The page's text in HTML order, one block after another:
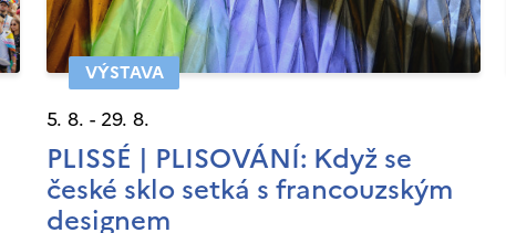
VÝSTAVA
5. 8. - 29. 8.
PLISSÉ | PLISOVÁNÍ: Když se
české sklo setká s francouzským
designem